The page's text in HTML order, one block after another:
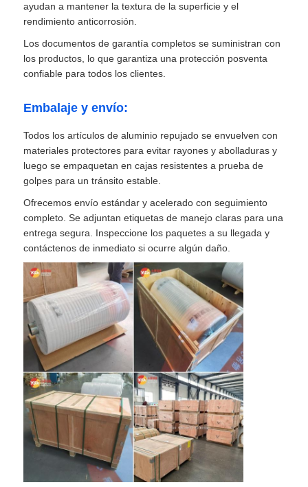
ayudan a mantener la textura de la superficie y el
rendimiento anticorrosión.
Los documentos de garantía completos se suministran con
los productos, lo que garantiza una protección posventa
confiable para todos los clientes.
Embalaje y envío:
Todos los artículos de aluminio repujado se envuelven con
materiales protectores para evitar rayones y abolladuras y
luego se empaquetan en cajas resistentes a prueba de
golpes para un tránsito estable.
Ofrecemos envío estándar y acelerado con seguimiento
completo. Se adjuntan etiquetas de manejo claras para una
entrega segura. Inspeccione los paquetes a su llegada y
contáctenos de inmediato si ocurre algún daño.